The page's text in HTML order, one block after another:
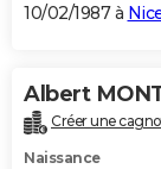
10/02/1987 à
Albert
Créer une
Naissance